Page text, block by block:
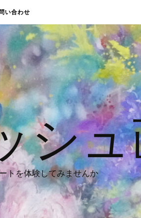
い合わせ
ュ
トを体験してみませんか